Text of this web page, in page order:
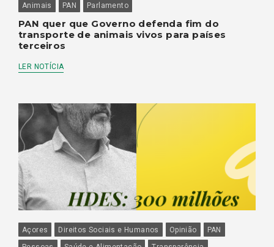
Animais PAN Parlamento
PAN quer que Governo defenda fim do
transporte de animais vivos para países
terceiros
LER NOTÍCIA
Açores Direitos Sociais e Humanos Opinião
PAN